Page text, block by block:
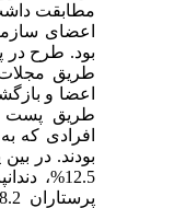
مطابقت
طریق مجلات
اعضا و
افرادی که